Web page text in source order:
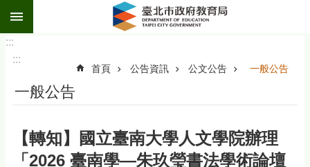
跳到主要內容區塊
:::
:::
首頁 公告資訊 公文公告 一般公告
一般公告
【轉知】國立臺南大學人文學院辦理
「2026 臺南學—朱玖瑩書法學術論壇